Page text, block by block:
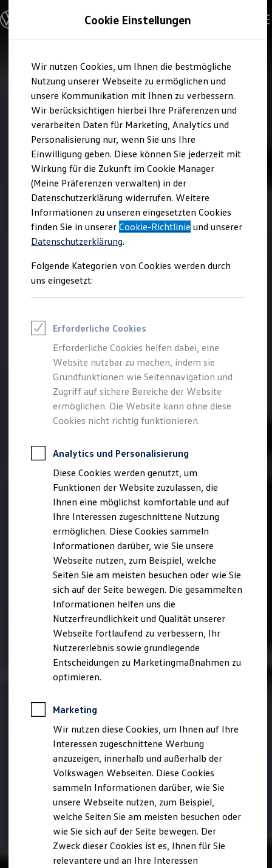
Hauptinhalt
springen
Footer
springen
Modelle & Konfigurator
Nutzfahrzeugkategorien entdecken
Modelle konfigurieren
Vorgängermodelle und Oldtimer
Vorgängermodelle
Oldtimer
Bulli Historie
Branchenlösungen & Gewerbekunden
Umbaulösungen und Hersteller finden
Auf- und Umbauten entdecken & konfigurieren
Groß- und Sonderkunden
Großkunden
Kommunen & Behörden
Journalisten
Sportvereine
Branchenlösungen
Bau & Handwerk
Gewerbliche Personenbeförderung
Service & mobile Werkstätten
Kurier, Logistik & Handel
Feuerwehr
Rettungsdienste
ONE Business ID Vorteile
Fahrzeugsuche & Marktplatz
Digitaler Marktplatz
Kauf & Finanzierung
Online-Fahrzeugbewertung
Aktionen & Angebote
E-Auto-Förderung
Für Privatkunden
Für Gewerbekunden
Profi Paket
TopDeal
Zertifizierte Gebrauchtwagen
Für Privatkunden
Für Gewerbekunden
Leasing
Für Privatkunden
Für Gewerbekunden
Versicherungen & Garantien
Garantien
Kfz-Versicherung für Nutzfahrzeuge
Restschuldversicherung
Wartungsverträge
Besitzer & Service
Reparatur & Service
Sommer-Special
Reparatur, Pflege & Inspektion
Servicetermin anfragen
Service-Vorteile bei Volkswagen Nutzfahrzeuge
ServicePlus
Economy Service
Räder & Reifen Service
Ersatzfahrzeuge
Software, Konnektivität & Apps
California App
VW Connect für Ihren ID. Buzz
VW Connect für Ihren Transporter/Caravelle
VW Connect für Ihren Amarok
VW Connect für andere Modelle
Connect Pro
Fleet Interface Data
Multistop Pathfinder
Übersicht Software Updates
Hilfreiches für Besitzer
Fahrerassistenz- und Sicherheitssysteme
Kontrollleuchten
Kurzfahrprofile und Ölverdünnung
Cookie Einstellungen
Wir nutzen Cookies, um Ihnen die bestmögliche
Nutzung unserer Webseite zu ermöglichen und
unsere Kommunikation mit Ihnen zu verbessern.
Wir berücksichtigen hierbei Ihre Präferenzen und
verarbeiten Daten für Marketing, Analytics und
Personalisierung nur, wenn Sie uns Ihre
Einwilligung geben. Diese können Sie jederzeit mit
Wirkung für die Zukunft im Cookie Manager
(Meine Präferenzen verwalten) in der
Datenschutzerklärung widerrufen. Weitere
Informationen zu unseren eingesetzten Cookies
finden Sie in unsererCookie-Richtlinie und unserer
Datenschutzerklärung.
Folgende Kategorien von Cookies werden durch
uns eingesetzt:
Erforderliche Cookies
Erforderliche Cookies helfen dabei, eine
Website nutzbar zu machen, indem sie
Grundfunktionen wie Seitennavigation und
Zugriff auf sichere Bereiche der Website
ermöglichen. Die Website kann ohne diese
Cookies nicht richtig funktionieren.
Analytics und Personalisierung
Diese Cookies werden genutzt, um
Funktionen der Website zuzulassen, die
Ihnen eine möglichst komfortable und auf
Ihre Interessen zugeschnittene Nutzung
ermöglichen. Diese Cookies sammeln
Informationen darüber, wie Sie unsere
Webseite nutzen, zum Beispiel, welche
Seiten Sie am meisten besuchen oder wie Sie
sich auf der Seite bewegen. Die gesammelten
Informationen helfen uns die
Nutzerfreundlichkeit und Qualität unserer
Webseite fortlaufend zu verbessern, Ihr
Nutzererlebnis sowie grundlegende
Entscheidungen zu Marketingmaßnahmen zu
optimieren.
Marketing
Wir nutzen diese Cookies, um Ihnen auf Ihre
Interessen zugeschnittene Werbung
anzuzeigen, innerhalb und außerhalb der
Volkswagen Webseiten. Diese Cookies
sammeln Informationen darüber, wie Sie
unsere Webseite nutzen, zum Beispiel,
welche Seiten Sie am meisten besuchen oder
wie Sie sich auf der Seite bewegen. Der
Zweck dieser Cookies ist es, Ihnen für Sie
relevantere und an Ihre Interessen